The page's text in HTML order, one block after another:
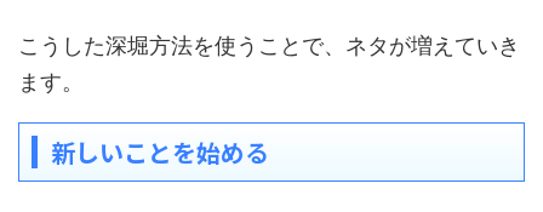
こうした深堀方法を使うことで、ネタが増えていき
ます。
新しいことを始める